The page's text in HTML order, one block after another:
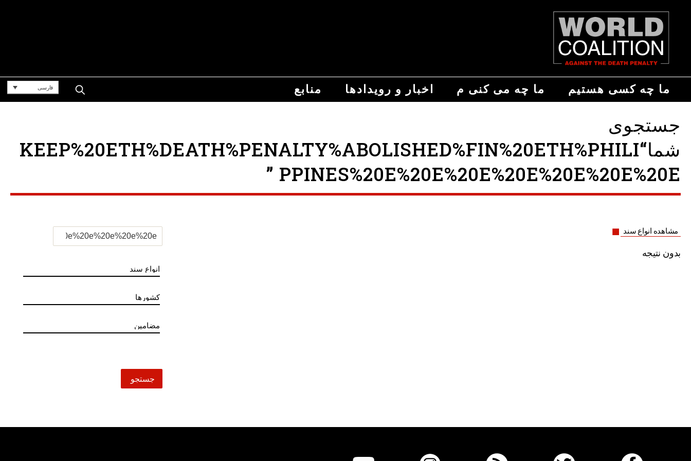
ما چه کسی هستیم ما چه می کنی م اخبار و رویدادها منابع فارسی
جستجوی
شما“KEEP%20ETH%DEATH%PENALTY%ABOLISHED%FIN%20ETH%PHILI
PPINES%20E%20E%20E%20E%20E%20E%20E ”
مشاهده انواع سند
بدون نتیجه